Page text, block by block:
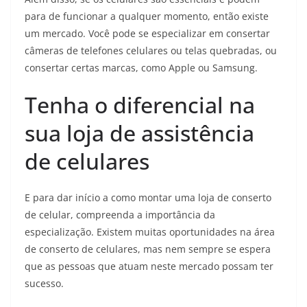
para de funcionar a qualquer momento, então existe
um mercado. Você pode se especializar em consertar
câmeras de telefones celulares ou telas quebradas, ou
consertar certas marcas, como Apple ou Samsung.
Tenha o diferencial na
sua loja de assistência
de celulares
E para dar início a como montar uma loja de conserto
de celular, compreenda a importância da
especialização. Existem muitas oportunidades na área
de conserto de celulares, mas nem sempre se espera
que as pessoas que atuam neste mercado possam ter
sucesso.